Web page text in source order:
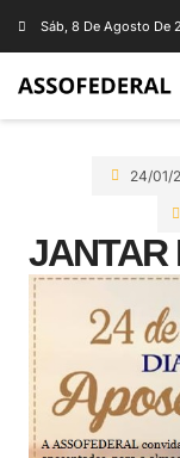
Sáb, 8 De Agosto De
24/01/
JANTAR